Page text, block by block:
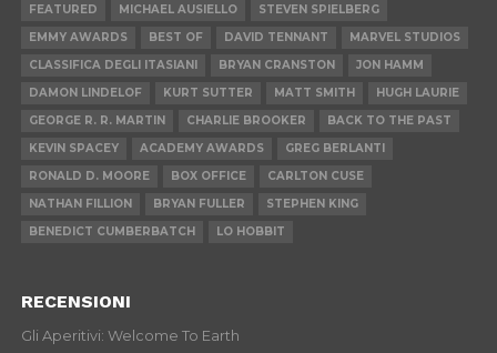
FEATURED
MICHAEL AUSIELLO
STEVEN SPIELBERG
EMMY AWARDS
BEST OF DAVID TENNANT
MARVEL STUDIOS
CLASSIFICA DEGLI ITASIANI
BRYAN CRANSTON
JON HAMM
DAMON LINDELOF
KURT SUTTER MATT SMITH
HUGH LAURIE
GEORGE R. R. MARTIN
CHARLIE BROOKER
BACK TO THE PAST
KEVIN SPACEY
ACADEMY AWARDS
GREG BERLANTI
RONALD D. MOORE
BOX OFFICE
CARLTON CUSE
NATHAN FILLION
BRYAN FULLER
STEPHEN KING
BENEDICT CUMBERBATCH
LO HOBBIT
RECENSIONI
Gli Aperitivi: Welcome To Earth